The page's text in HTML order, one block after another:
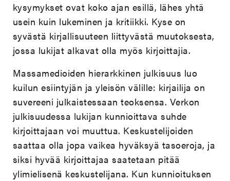
kysymykset ovat koko ajan esillä, lähes yhtä
usein kuin lukeminen ja kritiikki. Kyse on
syvästä kirjallisuuteen liittyvästä muutoksesta,
jossa lukijat alkavat olla myös kirjoittajia.
Massamedioiden hierarkkinen julkisuus luo
kuilun esiintyjän ja yleisön välille: kirjailija on
suvereeni julkaistessaan teoksensa. Verkon
julkisuudessa lukijan kunnioittava suhde
kirjoittajaan voi muuttua. Keskustelijoiden
saattaa olla jopa vaikea hyväksyä tasoeroja, ja
siksi hyvää kirjoittajaa saatetaan pitää
ylimielisenä keskustelijana. Kun kunnioituksen